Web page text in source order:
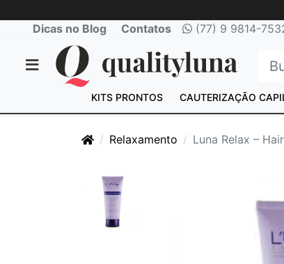
Dicas no Blog Contatos (77) 9 9814-
KITS PRONTOS CAUTERIZAÇÃO
Relaxamento Luna Relax –